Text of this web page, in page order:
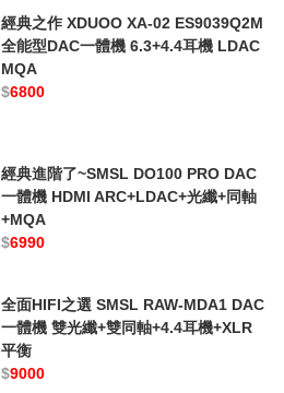
經典之作 XDUOO XA-02 ES9039Q2M
全能型DAC一體機 6.3+4.4耳機 LDAC
MQA
$6800
經典進階了~SMSL DO100 PRO DAC
一體機 HDMI ARC+LDAC+光纖+同軸
+MQA
$6990
全面HIFI之選 SMSL RAW-MDA1 DAC
一體機 雙光纖+雙同軸+4.4耳機+XLR
平衡
$9000